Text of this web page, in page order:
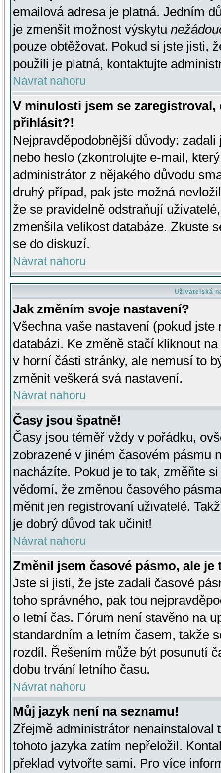
emailová adresa je platná. Jedním
je zmenšit možnost výskytu
pouze obtěžovat. Pokud si jste jisti,
použili je platná, kontaktujte
Návrat nahoru
V minulosti jsem se
přihlásit?!
Nejpravděpodobnější důvody:
nebo heslo (zkontrolujte e-mail,
administrátor z nějakého důvodu
druhý případ, pak jste možná
že se pravidelně odstraňují
zmenšila velikost databáze. Zkuste
se do diskuzí.
Návrat nahoru
Uživatelská
Jak změním svoje nastavení?
Všechna vaše nastavení (pokud
databázi. Ke změně stačí kliknout
v horní části stránky, ale nemusí to
změnit veškerá svá nastavení.
Návrat nahoru
Časy jsou špatně!
Časy jsou téměř vždy v pořádku,
zobrazené v jiném časovém pásmu
nacházíte. Pokud je to tak, změňte
vědomí, že změnou časového
měnit jen registrovaní uživatelé.
je dobrý důvod tak učinit!
Návrat nahoru
Změnil jsem časové pásmo, ale je
Jste si jisti, že jste zadali časové
toho správného, pak tou
o letní čas. Fórum není stavěno na
standardním a letním časem, takže
rozdíl. Řešením může být posunutí
dobu trvání letního času.
Návrat nahoru
Můj jazyk není na seznamu!
Zřejmě administrátor nenainstaloval
tohoto jazyka zatím nepřeložil.
překlad vytvořte sami. Pro více